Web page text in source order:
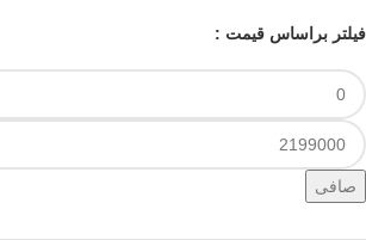
فیلتر براساس قیمت :
صافی